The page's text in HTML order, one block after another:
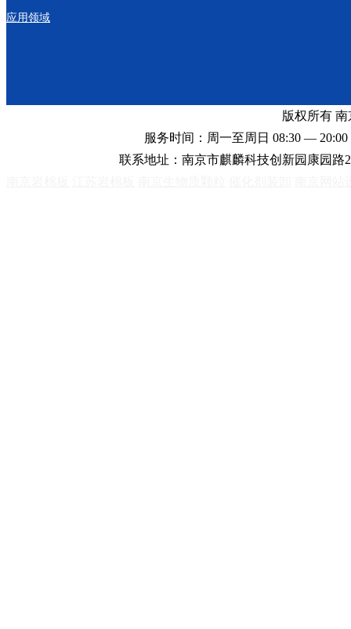
应用领域
版权所有
服务时间：周一至周日 08:30 —
联系地址：南京市麒麟科技创新园康园